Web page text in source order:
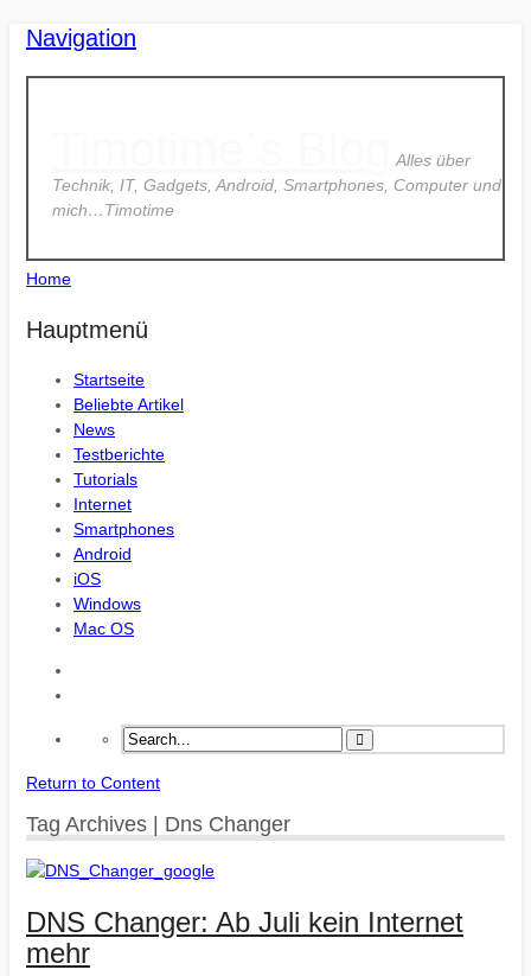
Navigation
Alles über
Technik, IT, Gadgets, Android, Smartphones, Computer und
mich…Timotime
Home
Hauptmenü
Startseite
Beliebte Artikel
News
Testberichte
Tutorials
Internet
Smartphones
Android
iOS
Windows
Mac OS
Return to Content
Tag Archives | Dns Changer
DNS Changer: Ab Juli kein Internet
mehr